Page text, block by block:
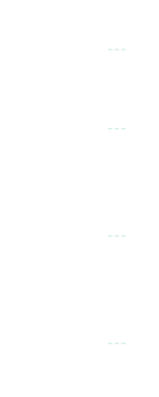
---
---
---
---